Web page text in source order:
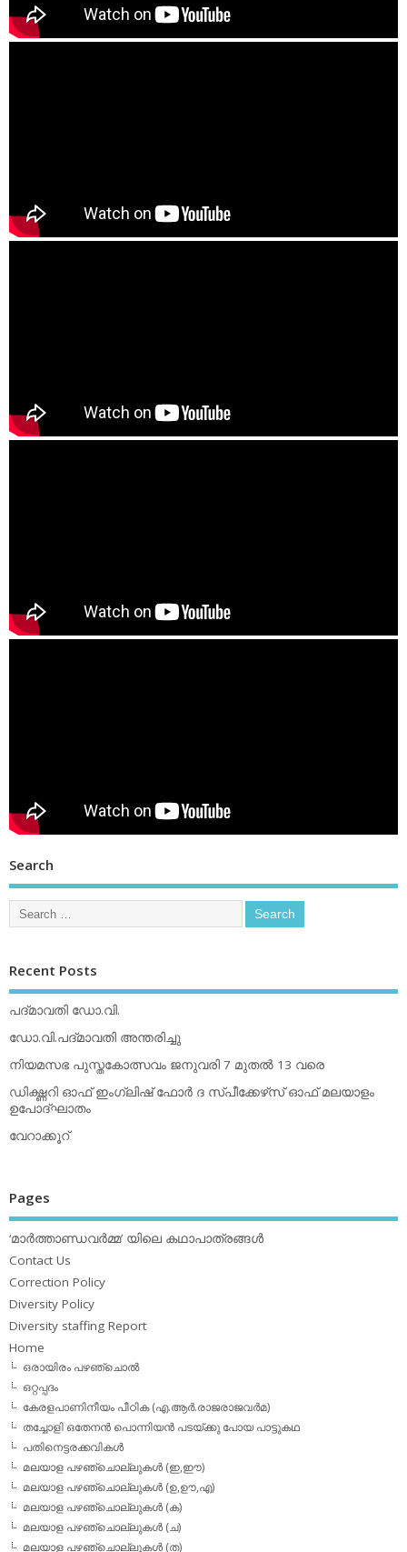
Search
Recent Posts
പദ്മാവതി ഡോ.വി.
ഡോ.വി.പദ്മാവതി അന്തരിച്ചു
നിയമസഭ പുസ്തകോത്സവം ജനുവരി 7 മുതല്‍ 13 വരെ
ഡിക്ഷ്ണറി ഓഫ് ഇംഗ്ലിഷ് ഫോര്‍ ദ സ്പീക്കേഴ്‌സ് ഓഫ് മലയാളം
ഉപോദ്ഘാതം
വേറാക്കൂറ്
Pages
‘മാര്‍ത്താണ്ഡവര്‍മ്മ’ യിലെ കഥാപാത്രങ്ങള്‍
Contact Us
Correction Policy
Diversity Policy
Diversity staffing Report
Home
ഒരായിരം പഴഞ്ചൊല്‍
ഒറ്റപ്പദം
കേരളപാണിനീയം പീഠിക (എ.ആര്‍.രാജരാജവര്‍മ)
തച്ചോളി ഒതേനൻ പൊന്നിയൻ പടയ്‌ക്കു പോയ പാട്ടുകഥ
പതിനെട്ടരക്കവികള്‍
മലയാള പഴഞ്ചൊല്ലുകള്‍ (ഇ,ഈ)
മലയാള പഴഞ്ചൊല്ലുകള്‍ (ഉ,ഊ,എ)
മലയാള പഴഞ്ചൊല്ലുകള്‍ (ക)
മലയാള പഴഞ്ചൊല്ലുകള്‍ (ച)
മലയാള പഴഞ്ചൊല്ലുകള്‍ (ത)